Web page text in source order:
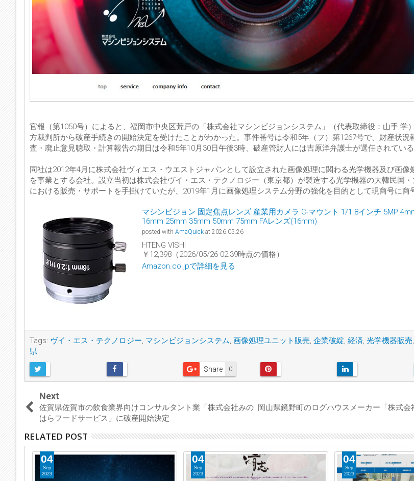
官報（第1050号）によると、福岡市中央区荒戸の「株式会社マシンビジョンシステム」（代表取締役：山手 学
方裁判所から破産手続きの開始決定を受けたことがわかった。事件番号は令和5年（フ）第1267号で、財産状況
査・廃止意見聴取・計算報告の期日は令和5年10月30日午後3時、破産管財人には吉原洋弁護士が選任されている
同社は2012年4月に株式会社ヴィエス・ウエストジャパンとして設立された画像処理に関わる光学機器及び画像
を事業とする会社。設立当初は株式会社ヴイ・エス・テクノロジー（東京都）が製造する光学機器の大韓民国
における販売・サポートを手掛けていたが、2019年1月に画像処理システム分野の強化を目的として現商号に商
マシンビジョン 固定焦点レンズ 産業用カメラ C-マウント 1/1.8インチ 5MP
16mm 25mm 35mm 50mm 75mm FAレンズ(16mm)
posted with AmaQuick at 2026.05.26
HTENG VISHI
￥12,398（2026/05/26 02:39時点の価格）
Amazon.co.jpで詳細を見る
Tags: ヴイ・エス・テクノロジー, マシンビジョンシステム, 画像処理ユニット販売, 企業破綻, 経済, 光学機器販売,
県
0
Share
Next
佐賀県佐賀市の飲食業界向けコンサルタント業「株式会社みの
はらフードサービス」に破産開始決定
岡山県鏡野町のログハウスメーカー「株式会
RELATED POST
04
Sep
2023
04
Sep
2023
04
Sep
2023